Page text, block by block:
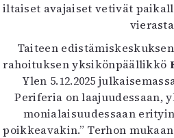
iltaiset avajaiset vetivät
Taiteen
rahoituksen yksikönpäällikkö
Ylen 5.12.2025
Periferia on laajuudessaan,
monialaisuudessaan
poikkeavakin.” Terhon